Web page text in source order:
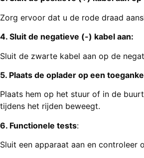
Zorg ervoor dat u de rode draad
4. Sluit de negatieve (-) kabel aan:
Sluit de zwarte kabel aan op de
5. Plaats de oplader op een
Plaats hem op het stuur of in de
tijdens het rijden beweegt.
6. Functionele tests:
Sluit een apparaat aan en